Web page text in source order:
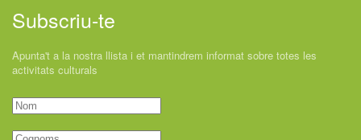
Subscriu-te
Apunta't a la nostra llista i et mantindrem informat sobre totes les
activitats culturals